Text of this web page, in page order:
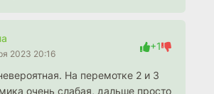
2023 20:16
+1
На перемотке 2 и 3
очень слабая, дальше просто